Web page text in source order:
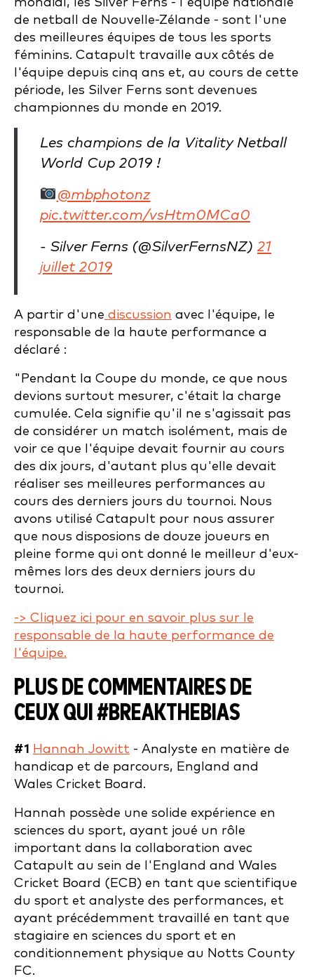
de netball de Nouvelle-Zélande - sont l'une
des meilleures équipes de tous les sports
féminins. Catapult travaille aux côtés de
l'équipe depuis cinq ans et, au cours de cette
période, les Silver Ferns sont devenues
championnes du monde en 2019.
Les champions de la Vitality Netball
World Cup 2019 !
@mbphotonz
pic.twitter.com/vsHtm0MCa0
- Silver Ferns (@SilverFernsNZ) 21
juillet 2019
A partir d'une discussion avec l'équipe, le
responsable de la haute performance a
déclaré :
"Pendant la Coupe du monde, ce que nous
devions surtout mesurer, c'était la charge
cumulée. Cela signifie qu'il ne s'agissait pas
de considérer un match isolément, mais de
voir ce que l'équipe devait fournir au cours
des dix jours, d'autant plus qu'elle devait
réaliser ses meilleures performances au
cours des derniers jours du tournoi. Nous
avons utilisé Catapult pour nous assurer
que nous disposions de douze joueurs en
pleine forme qui ont donné le meilleur d'eux-
mêmes lors des deux derniers jours du
tournoi.
-> Cliquez ici pour en savoir plus sur le
responsable de la haute performance de
l'équipe.
PLUS DE COMMENTAIRES DE
CEUX QUI #BREAKTHEBIAS
#1 Hannah Jowitt - Analyste en matière de
handicap et de parcours, England and
Wales Cricket Board.
Hannah possède une solide expérience en
sciences du sport, ayant joué un rôle
important dans la collaboration avec
Catapult au sein de l'England and Wales
Cricket Board (ECB) en tant que scientifique
du sport et analyste des performances, et
ayant précédemment travaillé en tant que
stagiaire en sciences du sport et en
conditionnement physique au Notts County
FC.